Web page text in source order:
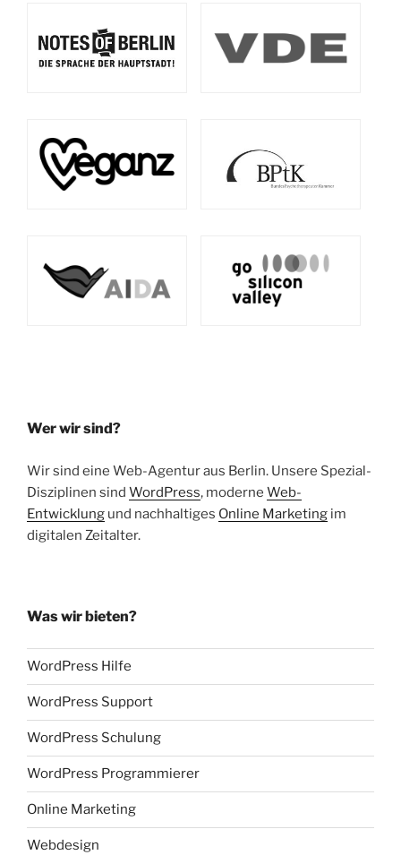
Wer wir sind?
Wir sind eine Web-Agentur aus Berlin. Unsere Spezial-
Disziplinen sind WordPress, moderne Web-
Entwicklung und nachhaltiges Online Marketing im
digitalen Zeitalter.
Was wir bieten?
WordPress Hilfe
WordPress Support
WordPress Schulung
WordPress Programmierer
Online Marketing
Webdesign